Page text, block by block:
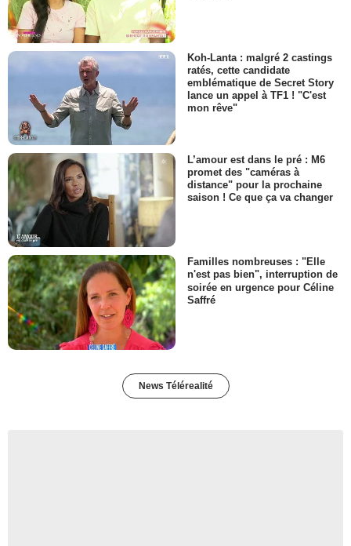
Koh-Lanta : malgré 2 castings
ratés, cette candidate
emblématique de Secret Story
lance un appel à TF1 ! "C'est
mon rêve"
L’amour est dans le pré : M6
promet des "caméras à
distance" pour la prochaine
saison ! Ce que ça va changer
Familles nombreuses : "Elle
n'est pas bien", interruption de
soirée en urgence pour Céline
Saffré
News Télérealité